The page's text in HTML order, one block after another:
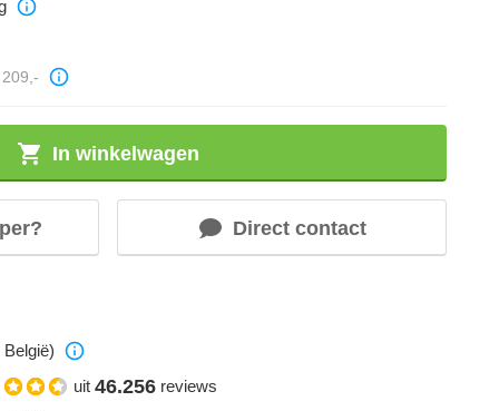
209,-
In winkelwagen
Direct contact
uit 46.256 reviews